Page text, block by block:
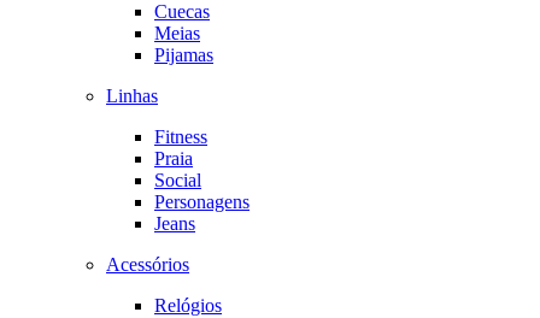
Cuecas
Meias
Pijamas
Linhas
Fitness
Praia
Social
Personagens
Jeans
Acessórios
Relógios